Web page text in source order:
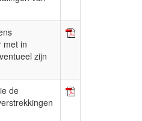
met in
zijn
de